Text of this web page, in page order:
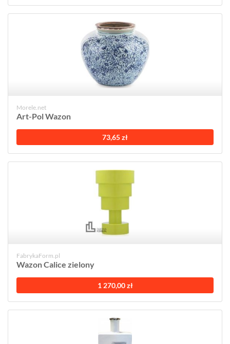
Morele.net
Art-Pol Wazon
73,65 zł
FabrykaForm.pl
Wazon Calice zielony
1 270,00 zł